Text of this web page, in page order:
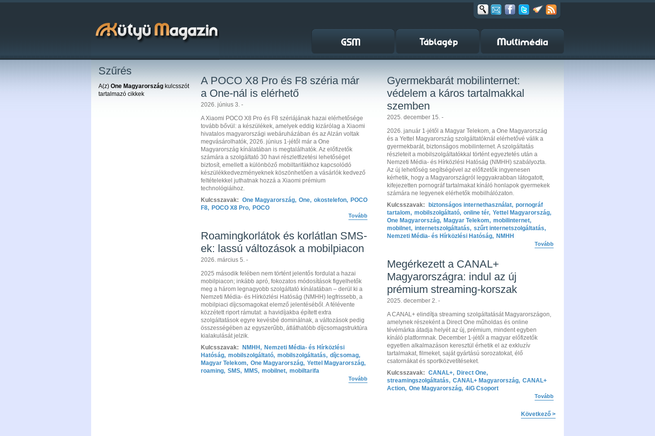
Szűrés
A(z) One Magyarország kulcsszót
tartalmazó cikkek
A POCO X8 Pro és F8 széria már
a One-nál is elérhető
2026. június 3. -
A Xiaomi POCO X8 Pro és F8 szériájának hazai elérhetősége
tovább bővül: a készülékek, amelyek eddig kizárólag a Xiaomi
hivatalos magyarországi webáruházában és az Alzán voltak
megvásárolhatók, 2026. június 1-jétől már a One
Magyarország kínálatában is megtalálhatók. Az előfizetők
számára a szolgáltató 30 havi részletfizetési lehetőséget
biztosít, emellett a különböző mobiltarifákhoz kapcsolódó
készülékkedvezményeknek köszönhetően a vásárlók kedvező
feltételekkel juthatnak hozzá a Xiaomi prémium
technológiáihoz.
Kulcsszavak: One Magyarország, One, okostelefon, POCO
F8, POCO X8 Pro, POCO
Tovább
Roamingkorlátok és korlátlan SMS-
ek: lassú változások a mobilpiacon
2026. március 5. -
2025 második felében nem történt jelentős fordulat a hazai
mobilpiacon; inkább apró, fokozatos módosítások figyelhetők
meg a három legnagyobb szolgáltató kínálatában – derül ki a
Nemzeti Média- és Hírközlési Hatóság (NMHH) legfrissebb, a
mobilpiaci díjcsomagokat elemző jelentéséből. A félévente
közzétett riport rámutat: a havidíjakba épített extra
szolgáltatások egyre kevésbé dominálnak, a változások pedig
összességében az egyszerűbb, átláthatóbb díjcsomagstruktúra
kialakulását jelzik.
Kulcsszavak:
NMHH, Nemzeti Média- és Hírközlési
Hatóság, mobilszolgáltató, mobilszolgáltatás, díjcsomag,
Magyar Telekom, One Magyarország, Yettel Magyarország,
roaming, SMS, MMS, mobilnet, mobiltarifa
Tovább
Gyermekbarát mobilinternet:
védelem a káros tartalmakkal
szemben
2025. december 15. -
2026. január 1-jétől a Magyar Telekom, a One Magyarország
és a Yettel Magyarország szolgáltatóknál elérhetővé válik a
gyermekbarát, biztonságos mobilinternet. A szolgáltatás
részleteit a mobilszolgáltatókkal történt egyeztetés után a
Nemzeti Média- és Hírközlési Hatóság (NMHH) szabályozta.
Az új lehetőség segítségével az előfizetők ingyenesen
kérhetik, hogy a Magyarországról leggyakrabban látogatott,
kifejezetten pornográf tartalmakat kínáló honlapok gyermekek
számára ne legyenek elérhetők mobilhálózaton.
Kulcsszavak:
biztonságos internethasználat, pornográf
tartalom, mobilszolgáltató, online tér, Yettel Magyarország,
One Magyarország, Magyar Telekom, mobilinternet,
mobilnet, internetszolgáltatás, szűrt internetszolgáltatás,
Nemzeti Média- és Hírközlési Hatóság, NMHH
Tovább
Megérkezett a CANAL+
Magyarországra: indul az új
prémium streaming-korszak
2025. december 2. -
A CANAL+ elindítja streaming szolgáltatását Magyarországon,
amelynek részeként a Direct One műholdas és online
tévémárka átadja helyét az új, prémium, mindent egyben
kínáló platformnak. December 1-jétől a magyar előfizetők
egyetlen alkalmazáson keresztül érhetik el az exkluzív
tartalmakat, filmeket, saját gyártású sorozatokat, élő
csatornákat és sportközvetítéseket.
Kulcsszavak: CANAL+, Direct One,
streamingszolgáltatás, CANAL+ Magyarország, CANAL+
Action, One Magyarország, 4iG Csoport
Tovább
Következő >